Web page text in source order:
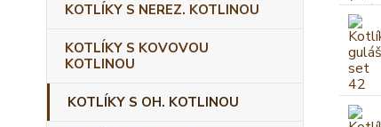
KOTLÍKY S NEREZ. KOTLINOU
KOTLÍKY S KOVOVOU
KOTLINOU
KOTLÍKY S OH. KOTLINOU